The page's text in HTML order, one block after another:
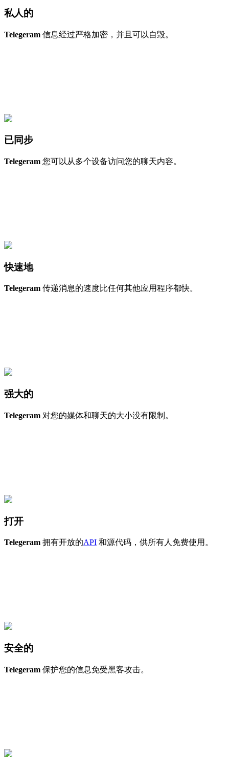
私人的
Telegeram 信息经过严格加密，并且可以自毁。
已同步
Telegeram 您可以从多个设备访问您的聊天内容。
快速地
Telegeram 传递消息的速度比任何其他应用程序都快。
强大的
Telegeram 对您的媒体和聊天的大小没有限制。
打开
Telegeram 拥有开放的API 和源代码，供所有人免费使用。
安全的
Telegeram 保护您的信息免受黑客攻击。